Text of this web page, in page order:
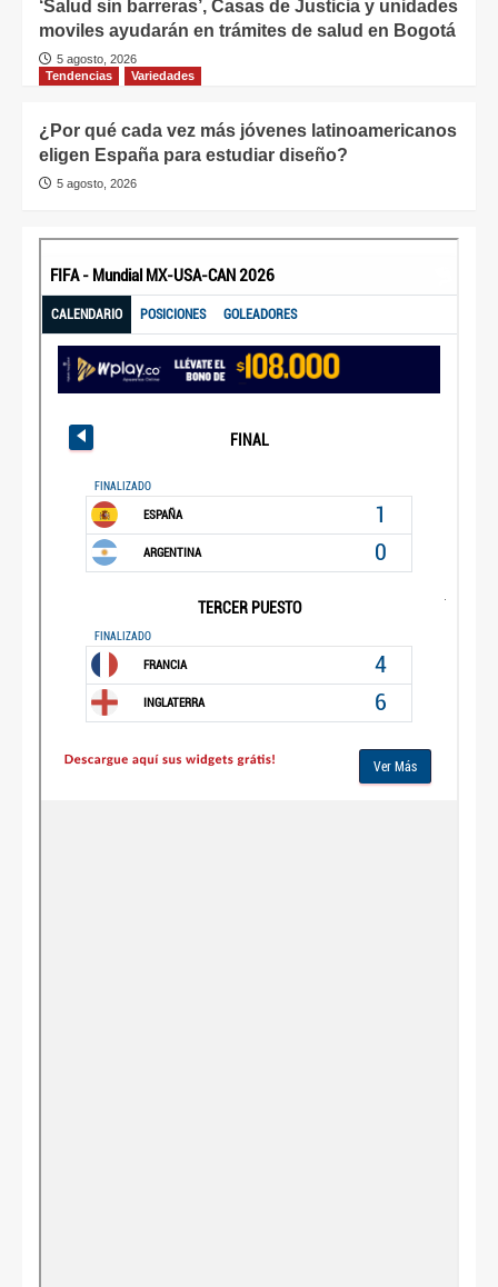
‘Salud sin barreras’, Casas de Justicia y unidades
moviles ayudarán en trámites de salud en Bogotá
5 agosto, 2026
Tendencias
Variedades
¿Por qué cada vez más jóvenes latinoamericanos
eligen España para estudiar diseño?
5 agosto, 2026